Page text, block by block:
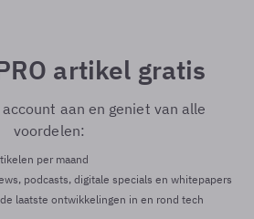
artikel gratis
aan en geniet van alle
voordelen:
per maand
podcasts, digitale specials en whitepapers
laatste ontwikkelingen in en rond tech